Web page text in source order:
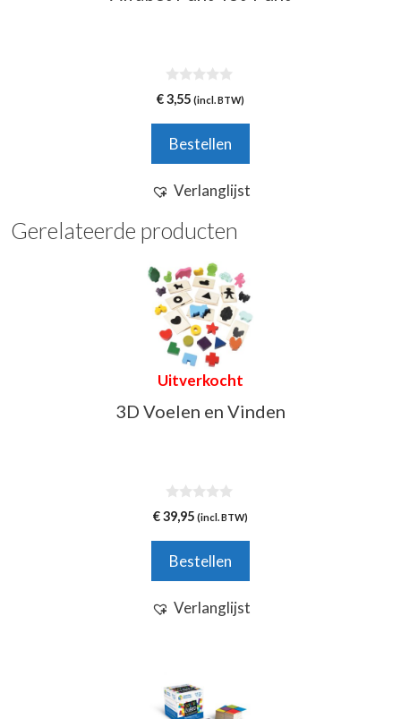
0
v
5
€3,55 (incl. BTW)
Bestellen
Verlanglijst
Gerelateerde producten
Uitverkocht
3D Voelen en Vinden
0
v
5
€39,95 (incl. BTW)
Bestellen
Verlanglijst